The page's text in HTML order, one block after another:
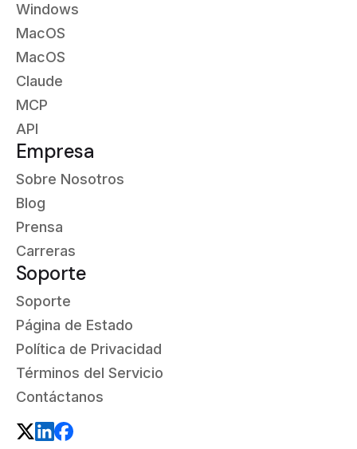
Windows
MacOS
MacOS
Claude
MCP
API
Empresa
Sobre Nosotros
Blog
Prensa
Carreras
Soporte
Soporte
Página de Estado
Política de Privacidad
Términos del Servicio
Contáctanos